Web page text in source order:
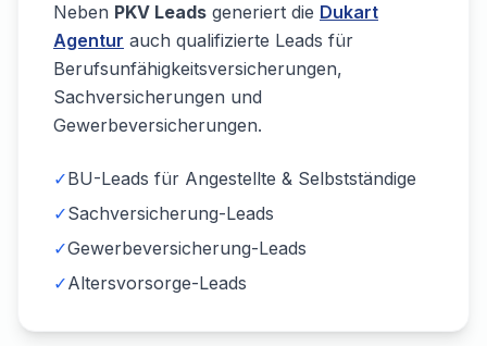
Neben PKV Leads generiert die Dukart
Agentur auch qualifizierte Leads für
Berufsunfähigkeitsversicherungen,
Sachversicherungen und
Gewerbeversicherungen.
✓BU-Leads für Angestellte & Selbstständige
✓Sachversicherung-Leads
✓Gewerbeversicherung-Leads
✓Altersvorsorge-Leads